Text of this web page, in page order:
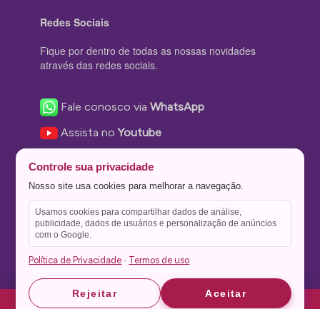
Redes Sociais
Fique por dentro de todas as nossas novidades
através das redes sociais.
Fale conosco viaWhatsApp
Assista noYoutube
Nos siga no Instagram
Nos siga noTwitter
Salve no
Controle sua privacidade
Nosso site usa cookies para melhorar a navegação.
Usamos cookies para compartilhar dados de análise,
publicidade, dados de usuários e personalização de anúncios
com o Google.
Política de Privacidade · Termos de uso
Rejeitar Aceitar